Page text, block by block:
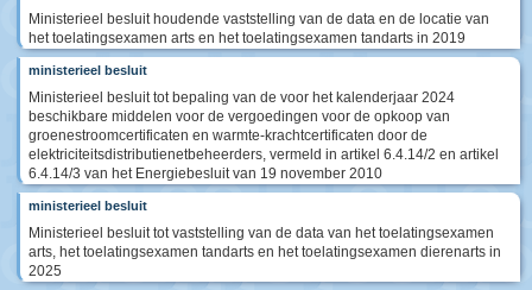
Ministerieel besluit houdende vaststelling van de data en de locatie van
het toelatingsexamen arts en het toelatingsexamen tandarts in 2019
ministerieel besluit
Ministerieel besluit tot bepaling van de voor het kalenderjaar 2024
beschikbare middelen voor de vergoedingen voor de opkoop van
groenestroomcertificaten en warmte-krachtcertificaten door de
elektriciteitsdistributienetbeheerders, vermeld in artikel 6.4.14/2 en artikel
6.4.14/3 van het Energiebesluit van 19 november 2010
ministerieel besluit
Ministerieel besluit tot vaststelling van de data van het toelatingsexamen
arts, het toelatingsexamen tandarts en het toelatingsexamen dierenarts in
2025